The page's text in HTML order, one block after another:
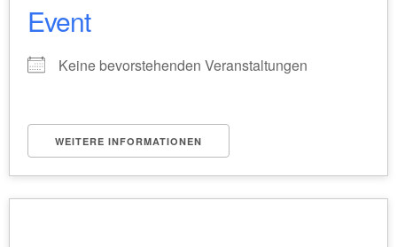
Event
Keine bevorstehenden Veranstaltungen
WEITERE INFORMATIONEN